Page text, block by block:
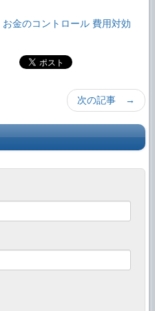
お金のコントロール 費用対効
次の記事 →